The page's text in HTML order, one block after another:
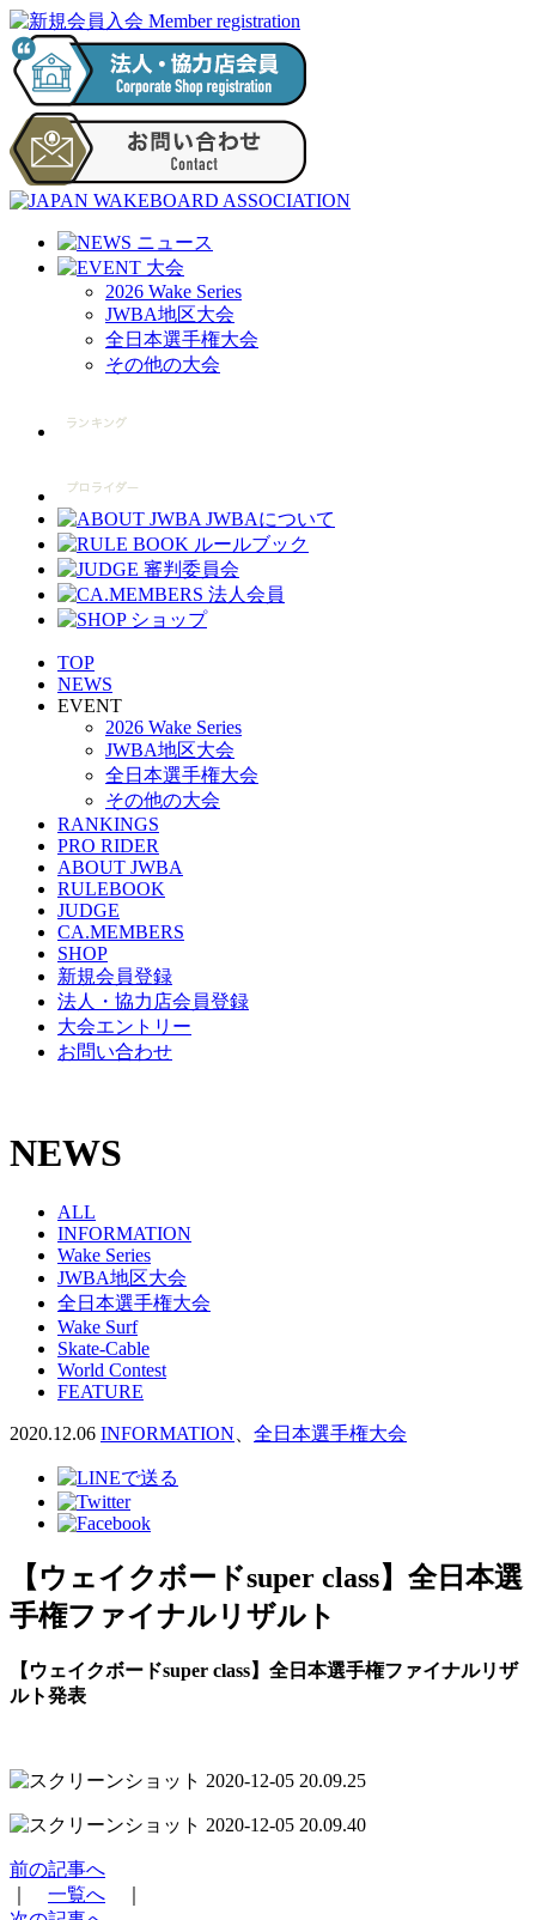
2026 Wake Series
JWBA地区大会
全日本選手権大会
その他の大会
TOP
NEWS
EVENT
2026 Wake Series
JWBA地区大会
全日本選手権大会
その他の大会
RANKINGS
PRO RIDER
ABOUT JWBA
RULEBOOK
JUDGE
CA.MEMBERS
SHOP
新規会員登録
法人・協力店会員登録
大会エントリー
お問い合わせ
NEWS
ALL
INFORMATION
Wake Series
JWBA地区大会
全日本選手権大会
Wake Surf
Skate-Cable
World Contest
FEATURE
2020.12.06 INFORMATION 全日本選手権大会
【ウェイクボードsuper class】全日本選
手権ファイナルリザルト
【ウェイクボードsuper class】全日本選手権ファイナルリザ
ルト発表
前の記事へ
一覧へ